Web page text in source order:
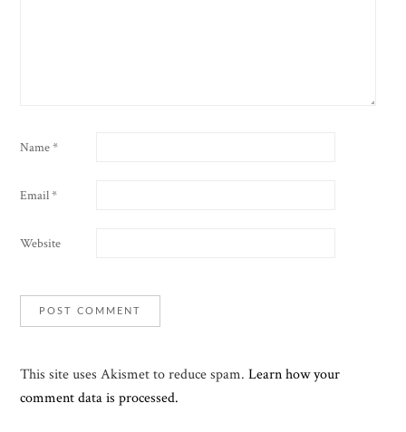
Name*
Email*
Website
This site uses Akismet to reduce spam.Learn how your
comment data is processed.